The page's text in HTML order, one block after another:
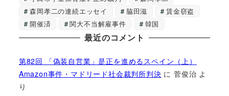
森岡孝二の連続エッセイ
脇田滋
賃金窃盗
開催済
関大不当解雇事件 韓国
最近のコメント
第82回 「偽装自営業」是正を進めるスペイン（上）
Amazon事件・マドリード社会裁判所判決 に菅俊治 よ
り